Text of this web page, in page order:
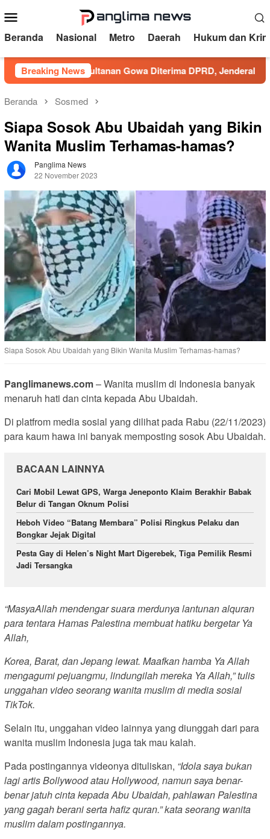
ke
kontenMobile
Beranda Nasional Metro Daerah Hukum dan
Breaking News
Kesultanan Gowa Diterima DPRD, Jenderal Lapangan
Beranda Sosmed
Siapa Sosok Abu Ubaidah yang Bikin
Wanita Muslim Terhamas-hamas?
Panglima News
22 November 2023
Siapa Sosok Abu Ubaidah yang Bikin Wanita Muslim Terhamas-hamas?
Panglimanews.com– Wanita muslim di Indonesia banyak
menaruh hati dan cinta kepada Abu Ubaidah.
Di platfrom media sosial yang dilihat pada Rabu (22/11/2023)
para kaum hawa ini banyak memposting sosok Abu Ubaidah.
BACAAN LAINNYA
Cari Mobil Lewat GPS, Warga Jeneponto Klaim Berakhir Babak
Belur di Tangan Oknum Polisi
Heboh Video “Batang Membara” Polisi Ringkus Pelaku dan
Bongkar Jejak Digital
Pesta Gay di Helen’s Night Mart Digerebek, Tiga Pemilik Resmi
Jadi Tersangka
“MasyaAllah mendengar suara merdunya lantunan alquran
para tentara Hamas Palestina membuat hatiku bergetar Ya
Allah,
Korea, Barat, dan Jepang lewat. Maafkan hamba Ya Allah
mengagumi pejuangmu, lindungilah mereka Ya Allah,” tulis
unggahan video seorang wanita muslim di media sosial
TikTok.
Selain itu, unggahan video lainnya yang diunggah dari para
wanita muslim Indonesia juga tak mau kalah.
Pada postingannya videonya dituliskan, “Idola saya bukan
lagi artis Bollywood atau Hollywood, namun saya benar-
benar jatuh cinta kepada Abu Ubaidah, pahlawan Palestina
yang gagah berani serta hafiz quran.” kata seorang wanita
muslim dalam postingannya.